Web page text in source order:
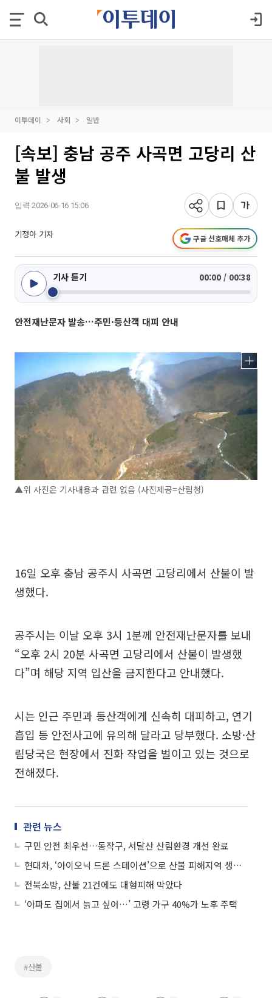
이투데이 사회 일반
[속보] 충남 공주 사곡면 고당리 산
불 발생
입력 2026-06-16 15:06
기정아 기자 구글 선호매체 추가
기사 듣기 00:00 / 00:38
안전재난문자 발송…주민·등산객 대피 안내
▲위 사진은 기사내용과 관련 없음 (사진제공=산림청)
16일 오후 충남 공주시 사곡면 고당리에서 산불이 발
생했다.
공주시는 이날 오후 3시 1분께 안전재난문자를 보내
“오후 2시 20분 사곡면 고당리에서 산불이 발생했
다”며 해당 지역 입산을 금지한다고 안내했다.
시는 인근 주민과 등산객에게 신속히 대피하고, 연기
흡입 등 안전사고에 유의해 달라고 당부했다. 소방·산
림당국은 현장에서 진화 작업을 벌이고 있는 것으로
전해졌다.
관련 뉴스
구민 안전 최우선…동작구, 서달산 산림환경 개선 완료
현대차, ‘아이오닉 드론 스테이션’으로 산불 피해지역 생태 복원
전북소방, 산불 21건에도 대형피해 막았다
‘아파도 집에서 늙고 싶어…’ 고령 가구 40%가 노후 주택
#산불